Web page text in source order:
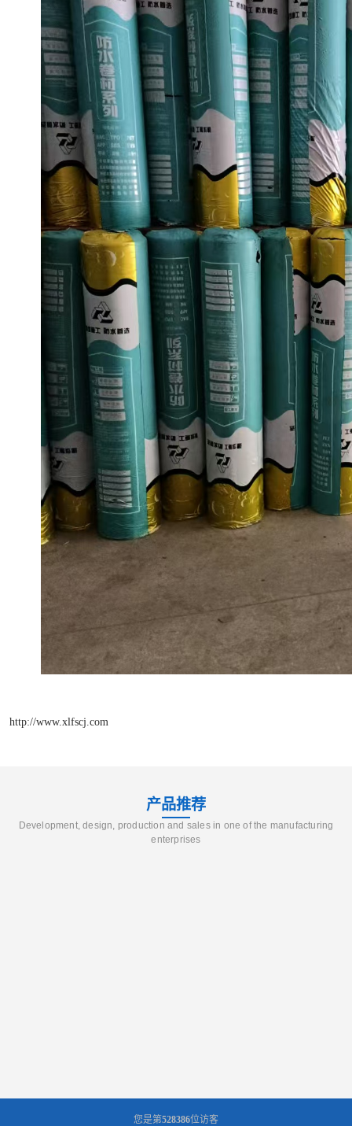
http://www.xlfscj.com
产品推荐
Development, design, production and sales in one of the manufacturing
enterprises
您是第528386位访客